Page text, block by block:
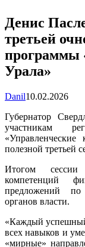
Денис
третьей
программы
Урала»
Danil10.02.2026
Губернатор
участникам
полезной третьей
Итогом сессии
компетенций
предложений
органов власти.
«Каждый
всех навыков и
«мирные»